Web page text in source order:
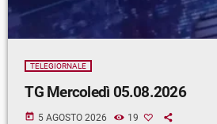
TELEGIORNALE
TG Mercoledì 05.08.2026
today 5 AGOSTO 2026 19